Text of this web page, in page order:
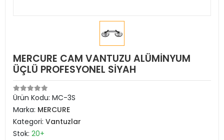
MERCURE CAM VANTUZU ALÜMİNYUM
ÜÇLÜ PROFESYONEL SİYAH
Ürün Kodu: MC-3S
Marka: MERCURE
Kategori: Vantuzlar
Stok: 20+